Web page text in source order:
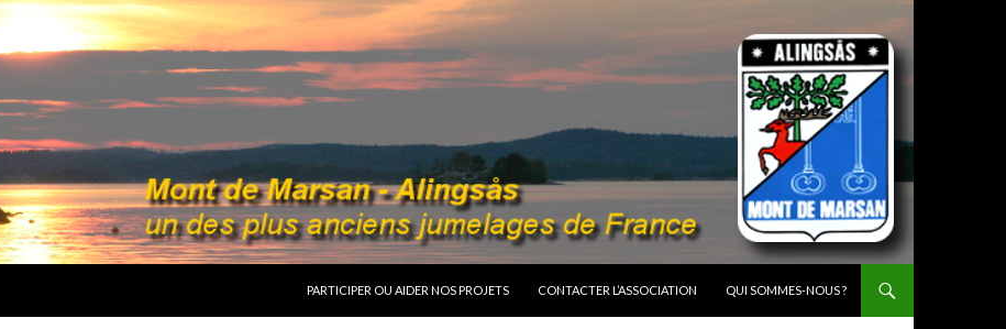
PARTICIPER OU AIDER NOS PROJETS
CONTACTER L’ASSOCIATION QUI SOMMES-NOUS ?